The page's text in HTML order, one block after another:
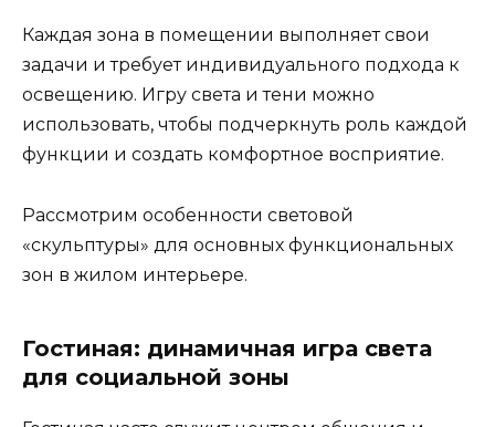
Каждая зона в помещении выполняет свои
задачи и требует индивидуального подхода к
освещению. Игру света и тени можно
использовать, чтобы подчеркнуть роль каждой
функции и создать комфортное восприятие.
Рассмотрим особенности световой
«скульптуры» для основных функциональных
зон в жилом интерьере.
Гостиная: динамичная игра света
для социальной зоны